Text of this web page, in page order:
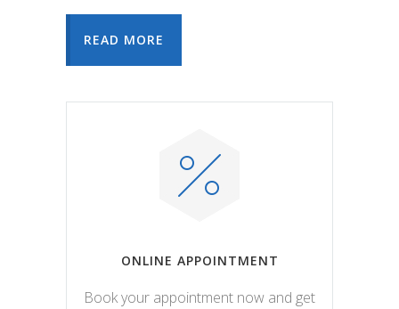
READ MORE
ONLINE APPOINTMENT
Book your appointment now and get